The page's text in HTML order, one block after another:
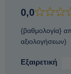
0,0
{βαθμολογία}
αξιολογήσεων)
Εξαιρετική